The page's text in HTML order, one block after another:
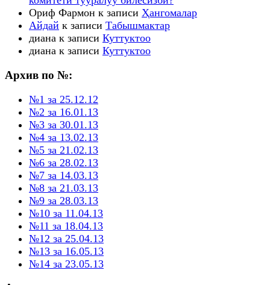
Ориф Фармон к записи Ҳангомалар
Айдай к записи Табышмактар
диана к записи Куттуктоо
диана к записи Куттуктоо
Архив по №:
№1 за 25.12.12
№2 за 16.01.13
№3 за 30.01.13
№4 за 13.02.13
№5 за 21.02.13
№6 за 28.02.13
№7 за 14.03.13
№8 за 21.03.13
№9 за 28.03.13
№10 за 11.04.13
№11 за 18.04.13
№12 за 25.04.13
№13 за 16.05.13
№14 за 23.05.13